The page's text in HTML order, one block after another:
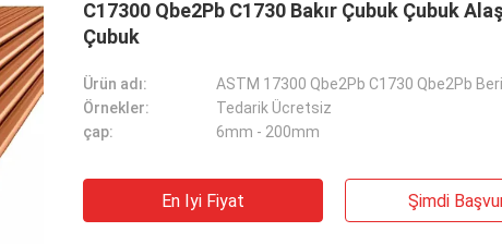
C17300 Qbe2Pb C1730 Bakır Çubuk Çubuk
Çubuk
Ürün adı:
Örnekler:
Tedarik Ücretsiz
çap:
6mm - 200mm
En Iyi Fiyat Şimdi